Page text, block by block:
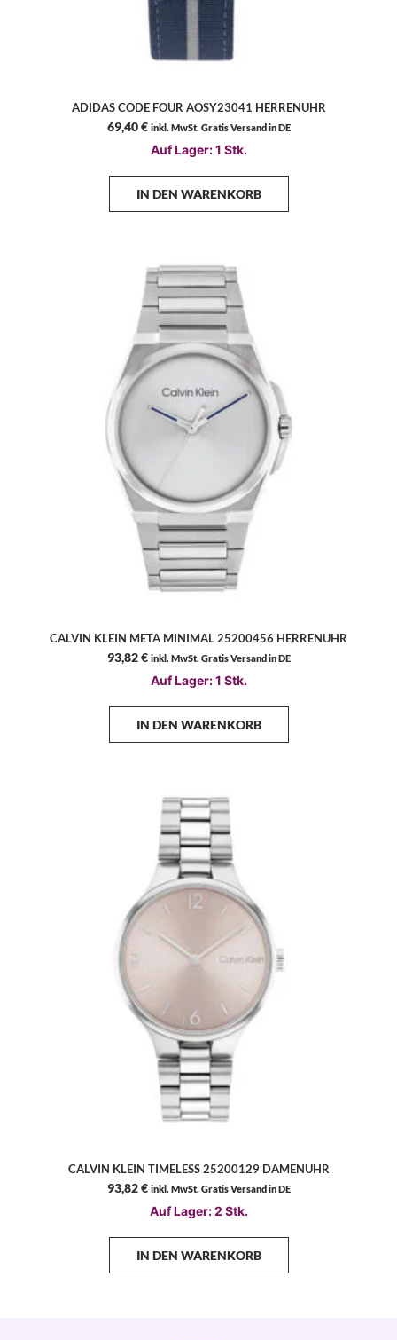
ADIDAS CODE FOUR AOSY23041 HERRENUHR
69,40€ inkl. MwSt. Gratis Versand in DE
Auf Lager: 1 Stk.
IN DEN WARENKORB
CALVIN KLEIN META MINIMAL 25200456 HERRENUHR
93,82€ inkl. MwSt. Gratis Versand in DE
Auf Lager: 1 Stk.
IN DEN WARENKORB
CALVIN KLEIN TIMELESS 25200129 DAMENUHR
93,82€ inkl. MwSt. Gratis Versand in DE
Auf Lager: 2 Stk.
IN DEN WARENKORB